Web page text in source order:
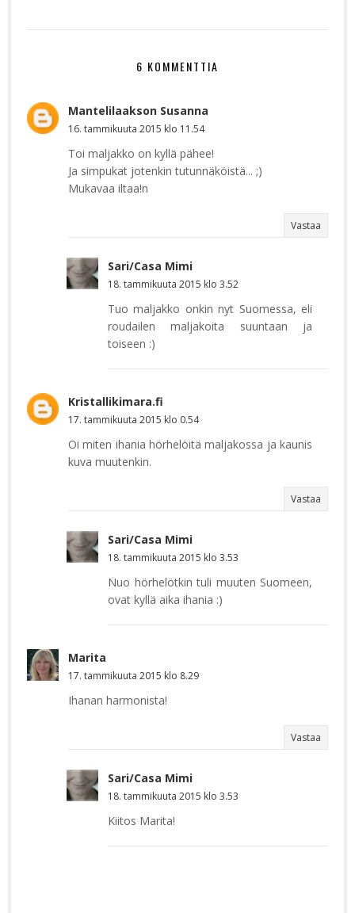
6 KOMMENTTIA
Mantelilaakson Susanna
16. tammikuuta 2015 klo 11.54
Toi maljakko on kyllä pähee!
Ja simpukat jotenkin tutunnäköistä... ;)
Mukavaa iltaa!n
Vastaa
Sari/Casa Mimi
18. tammikuuta 2015 klo 3.52
Tuo maljakko onkin nyt Suomessa, eli
roudailen maljakoita suuntaan ja
toiseen :)
Kristallikimara.fi
17. tammikuuta 2015 klo 0.54
Oi miten ihania hörhelöitä maljakossa ja kaunis
kuva muutenkin.
Vastaa
Sari/Casa Mimi
18. tammikuuta 2015 klo 3.53
Nuo hörhelötkin tuli muuten Suomeen,
ovat kyllä aika ihania :)
Marita
17. tammikuuta 2015 klo 8.29
Ihanan harmonista!
Vastaa
Sari/Casa Mimi
18. tammikuuta 2015 klo 3.53
Kiitos Marita!